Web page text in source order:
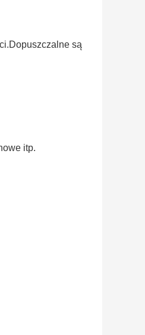
są
itp.